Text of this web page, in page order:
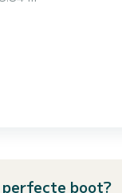
perfecte boot?